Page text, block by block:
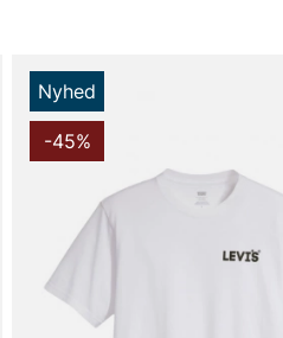
Nyhed
-45%